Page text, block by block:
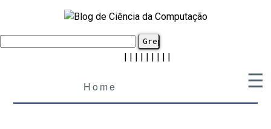
Home
| | | | | | | | |
☰